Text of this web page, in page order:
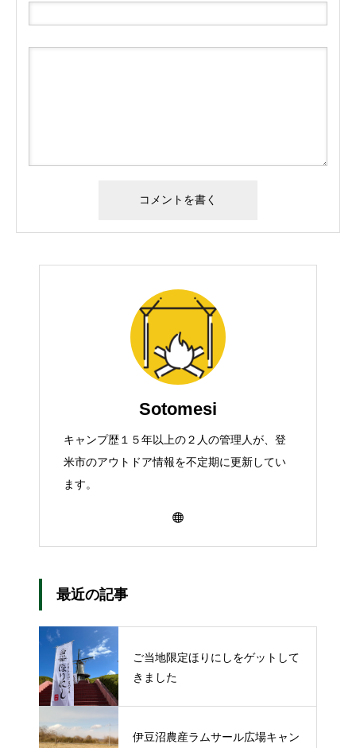
Sotomesi
キャンプ歴１５年以上の２人の管理人が、登
米市のアウトドア情報を不定期に更新してい
ます。
最近の記事
ご当地限定ほりにしをゲットして
きました
伊豆沼農産ラムサール広場キャン